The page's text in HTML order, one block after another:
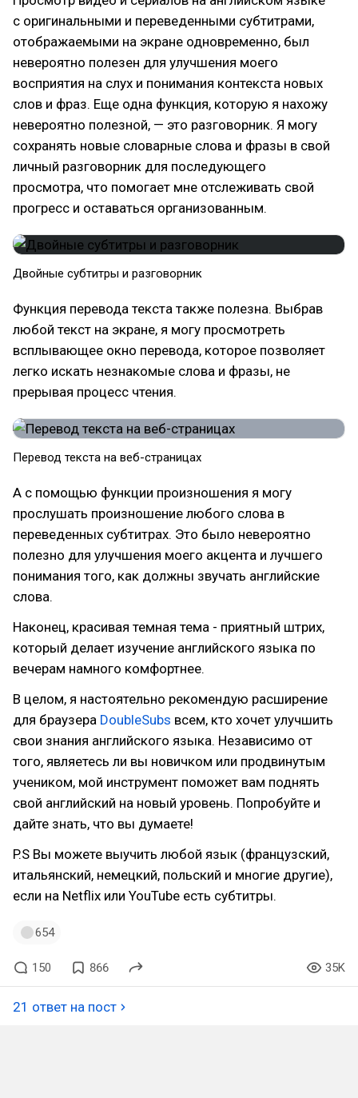
с оригинальными и переведенными субтитрами,
отображаемыми на экране одновременно, был
невероятно полезен для улучшения моего
восприятия на слух и понимания контекста новых
слов и фраз. Еще одна функция, которую я нахожу
невероятно полезной, — это разговорник. Я могу
сохранять новые словарные слова и фразы в свой
личный разговорник для последующего
просмотра, что помогает мне отслеживать свой
прогресс и оставаться организованным.
Двойные субтитры и разговорник
Функция перевода текста также полезна. Выбрав
любой текст на экране, я могу просмотреть
всплывающее окно перевода, которое позволяет
легко искать незнакомые слова и фразы, не
прерывая процесс чтения.
Перевод текста на веб-страницах
А с помощью функции произношения я могу
прослушать произношение любого слова в
переведенных субтитрах. Это было невероятно
полезно для улучшения моего акцента и лучшего
понимания того, как должны звучать английские
слова.
Наконец, красивая темная тема - приятный штрих,
который делает изучение английского языка по
вечерам намного комфортнее.
В целом, я настоятельно рекомендую расширение
для браузера DoubleSubs всем, кто хочет улучшить
свои знания английского языка. Независимо от
того, являетесь ли вы новичком или продвинутым
учеником, мой инструмент поможет вам поднять
свой английский на новый уровень. Попробуйте и
дайте знать, что вы думаете!
P.S Вы можете выучить любой язык (французский,
итальянский, немецкий, польский и многие другие),
если на Netflix или YouTube есть субтитры.
654
150 866 35K
21 ответ на пост